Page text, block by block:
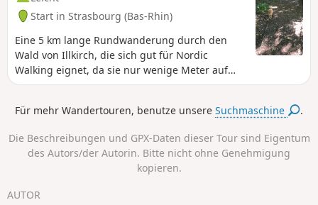
Start in Strasbourg (Bas-Rhin)
Eine 5 km lange Rundwanderung durch den
Wald von Illkirch, die sich gut für Nordic
Walking eignet, da sie nur wenige Meter auf
asphaltierten Straßen führt.
Für mehr Wandertouren, benutze unsereSuchmaschine .
Die Beschreibungen und GPX-Daten dieser Tour sind Eigentum
des Autors/der Autorin. Bitte nicht ohne Genehmigung
kopieren.
AUTOR